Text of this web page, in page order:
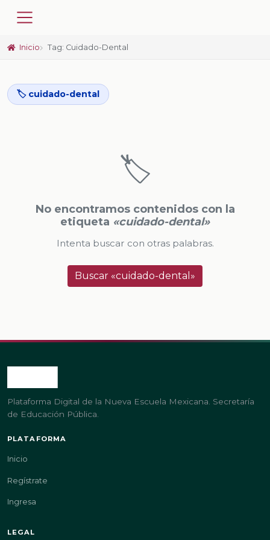
Inicio Tag: Cuidado-Dental
🏷️ cuidado-dental
🏷️
No encontramos contenidos con la
etiqueta «cuidado-dental»
Intenta buscar con otras palabras.
Buscar «cuidado-dental»
Plataforma Digital de la Nueva Escuela Mexicana. Secretaría
de Educación Pública.
PLATAFORMA
Inicio
Regístrate
Ingresa
LEGAL